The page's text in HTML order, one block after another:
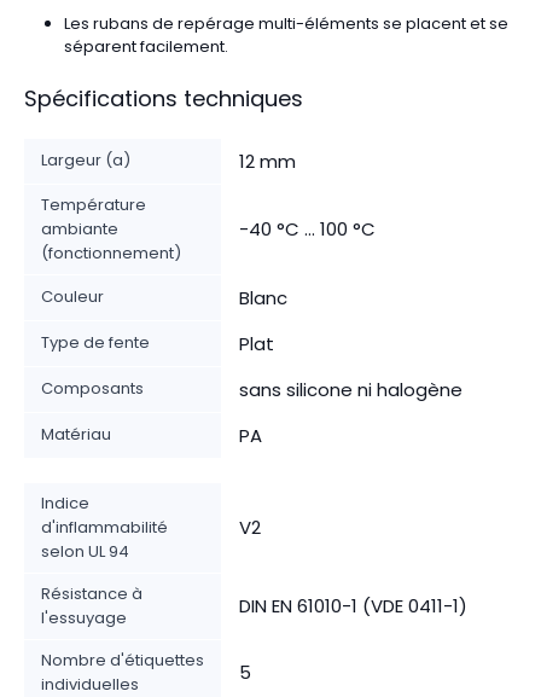
Les rubans de repérage multi-éléments se placent et se
séparent facilement.
Spécifications techniques
Largeur (a) 12 mm
Température
ambiante
(fonctionnement)
-40 °C ... 100 °C
Couleur Blanc
Type de fente Plat
Composants sans silicone ni halogène
Matériau PA
Indice
d'inflammabilité
selon UL 94
V2
Résistance à
l'essuyage
DIN EN 61010-1 (VDE 0411-1)
Nombre d'étiquettes
individuelles
5